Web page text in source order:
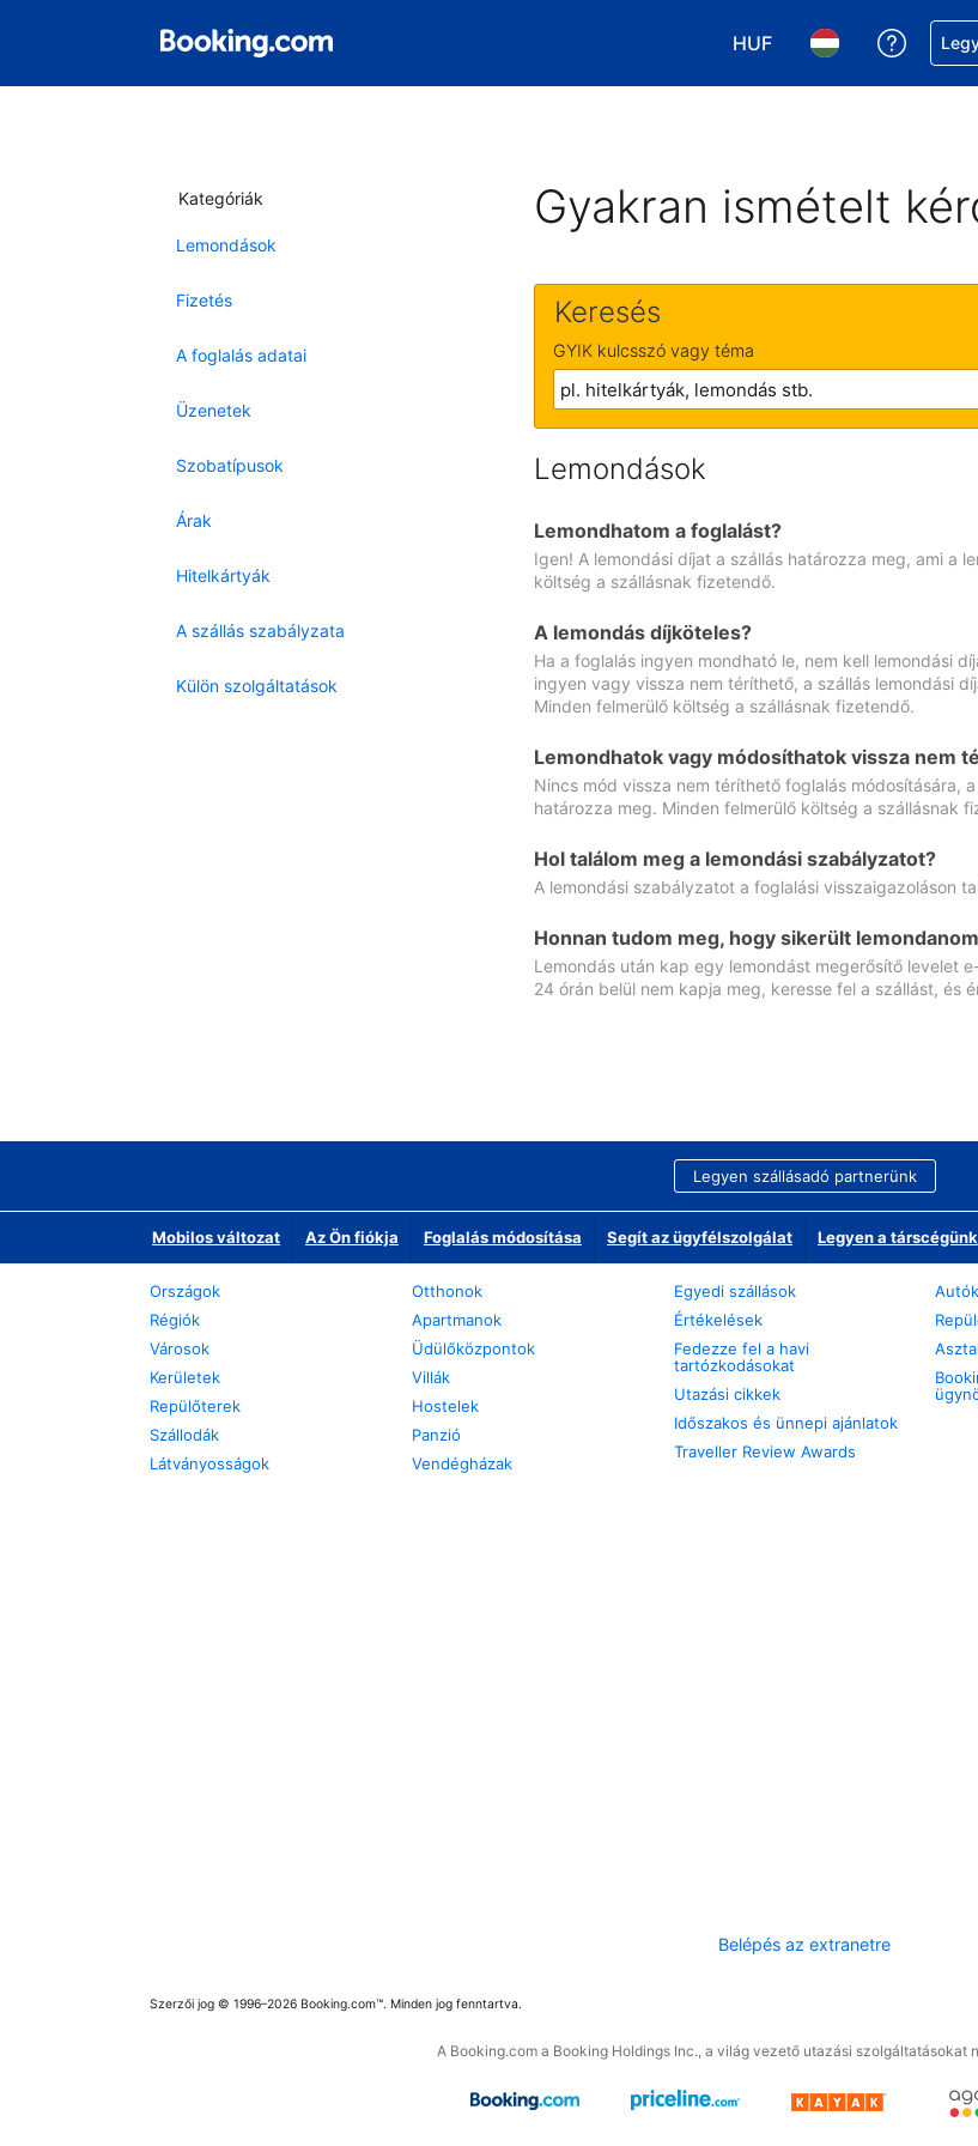
HUF
Válasszon pénznemet.
Válasszon
Kategóriák
Lemondások
Fizetés
A foglalás adatai
Üzenetek
Szobatípusok
Árak
Hitelkártyák
A szállás szabályzata
Külön szolgáltatások
Gyakran ismételt
Keresés
GYIK kulcsszó vagy téma
Lemondások
Lemondhatom a foglalást?
Igen! A lemondási díjat a szállás határozza meg, ami a
költség a szállásnak fizetendő.
A lemondás díjköteles?
Ha a foglalás ingyen mondható le, nem kell lemondási
ingyen vagy vissza nem téríthető, a szállás lemondási
Minden felmerülő költség a szállásnak fizetendő.
Lemondhatok vagy módosíthatok vissza nem
Nincs mód vissza nem téríthető foglalás módosítására,
határozza meg. Minden felmerülő költség a szállásnak
Hol találom meg a lemondási szabályzatot?
A lemondási szabályzatot a foglalási visszaigazoláson
Honnan tudom meg, hogy sikerült
Lemondás után kap egy lemondást megerősítő levelet
24 órán belül nem kapja meg, keresse fel a szállást,
Legyen szállásadó partnerünk
Mobilos változat Az Ön fiókja Foglalás módosítása Segít az ügyfélszolgálat Legyen a társcégünk
Országok
Régiók
Városok
Kerületek
Repülőterek
Szállodák
Látványosságok
Otthonok
Apartmanok
Üdülőközpontok
Villák
Hostelek
Panzió
Vendégházak
Egyedi szállások
Értékelések
Fedezze fel a havi
tartózkodásokat
Utazási cikkek
Időszakos és ünnepi ajánlatok
Traveller Review Awards
Belépés az extranetre
Szerzői jog © 1996–2026 Booking.com™. Minden jog fenntartva.
A Booking.com a Booking Holdings Inc., a világ vezető utazási szolgáltatásokat